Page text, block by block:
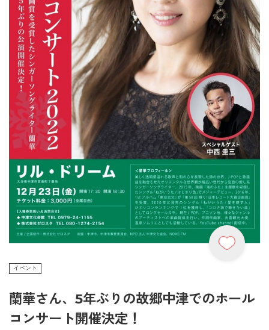
イベント
蘭華さん、5年ぶりの故郷中津でのホール
コンサート開催決定！